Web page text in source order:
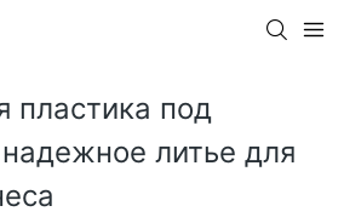
пластика под
литье для